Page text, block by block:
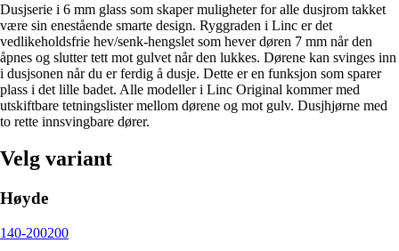
Dusjserie i 6 mm glass som skaper muligheter for alle dusjrom takket
være sin enestående smarte design. Ryggraden i Linc er det
vedlikeholdsfrie hev/senk-hengslet som hever døren 7 mm når den
åpnes og slutter tett mot gulvet når den lukkes. Dørene kan svinges inn
i dusjsonen når du er ferdig å dusje. Dette er en funksjon som sparer
plass i det lille badet. Alle modeller i Linc Original kommer med
utskiftbare tetningslister mellom dørene og mot gulv. Dusjhjørne med
to rette innsvingbare dører.
Velg variant
Høyde
140-200200